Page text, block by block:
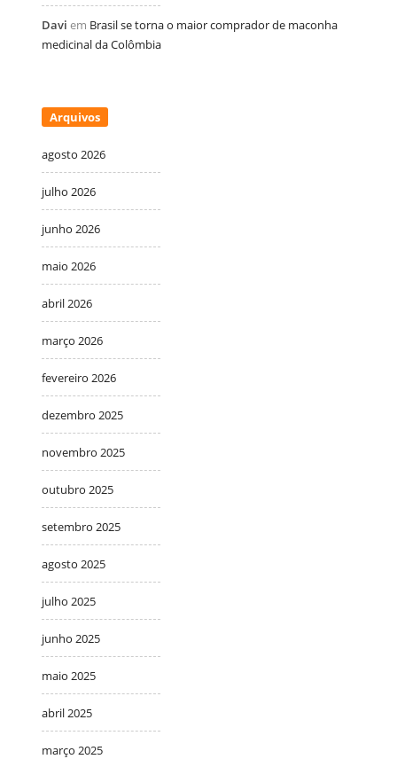
Davi em Brasil se torna o maior comprador de maconha
medicinal da Colômbia
Arquivos
agosto 2026
julho 2026
junho 2026
maio 2026
abril 2026
março 2026
fevereiro 2026
dezembro 2025
novembro 2025
outubro 2025
setembro 2025
agosto 2025
julho 2025
junho 2025
maio 2025
abril 2025
março 2025